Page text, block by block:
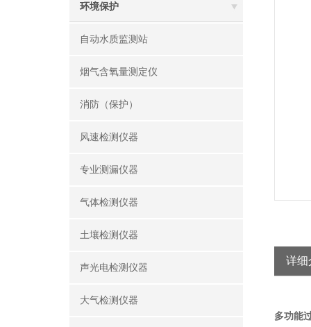
环境保护
自动水质监测站
烟气含氧量测定仪
消防（保护）
风速检测仪器
专业测漏仪器
气体检测仪器
土壤检测仪器
声光电检测仪器
大气检测仪器
详细
多功能